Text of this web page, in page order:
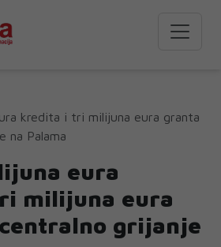
kredita i tri milijuna eura granta
na Palama
eura
milijuna eura
grijanje